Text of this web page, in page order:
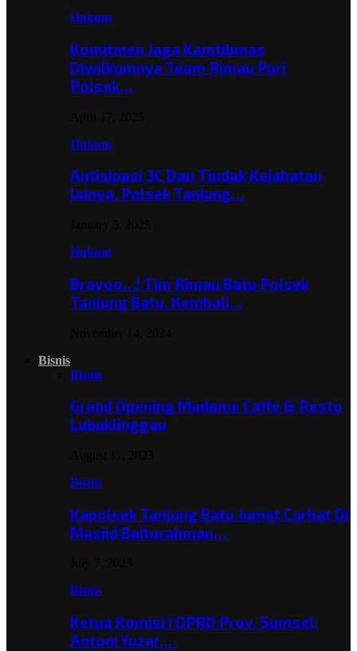
Hukum
Komitmen Jaga Kamtibmas
Diwilkumnya Team Rimau Puri
Polsek…
Hukum
Antisipasi 3C Dan Tindak Kejahatan
lainya, Polsek Tanjung…
Hukum
Bravoo…! Tim Rimau Batu Polsek
Tanjung Batu, Kembali…
Bisnis
Bisnis
Grand Opening Madame Caffe & Resto
Lubuklinggau
Bisnis
Kapolsek Tanjung Batu Jumat Curhat Di
Masjid Baiturahman…
Bisnis
Ketua Komisi I DPRD Prov. Sumsel;
Antoni Yuzar,…